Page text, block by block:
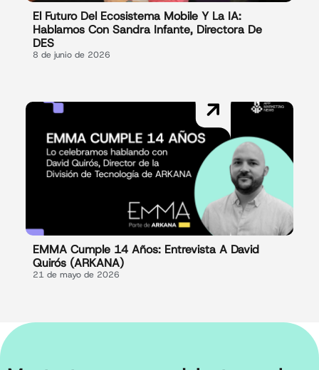
El Futuro Del Ecosistema Mobile Y La IA:
Hablamos Con Sandra Infante, Directora De
DES
8 de junio de 2026
EMMA Cumple 14 Años: Entrevista A David
Quirós (ARKANA)
21 de mayo de 2026